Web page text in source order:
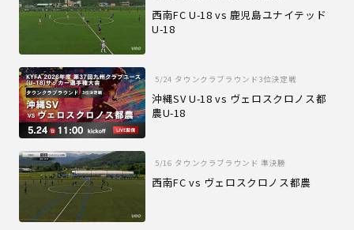
西南FC U-18 vs 鹿児島ユナイテッド
U-18
5/24 タウンクラブラウンド3位決定戦
沖縄SV U-18 vs ヴェロスクロノス都
農U-18
5/16 タウンクラブラウンド 準決勝
西南FC vs ヴェロスクロノス都農